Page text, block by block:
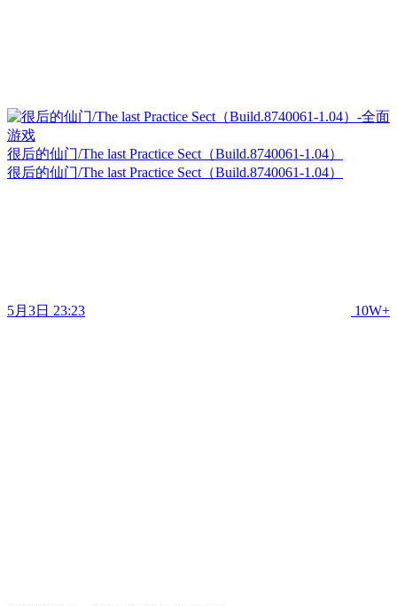
很后的仙门/The last Practice Sect（Build.8740061-1.04）
很后的仙门/The last Practice Sect（Build.8740061-1.04）
5月3日 23:23 10W+